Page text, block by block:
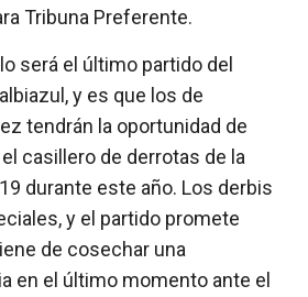
Tribuna Preferente.
será el último partido del
y es que los de
tendrán la oportunidad de
casillero de derrotas de la
durante este año. Los derbis
y el partido promete
de cosechar una
en el último momento ante el